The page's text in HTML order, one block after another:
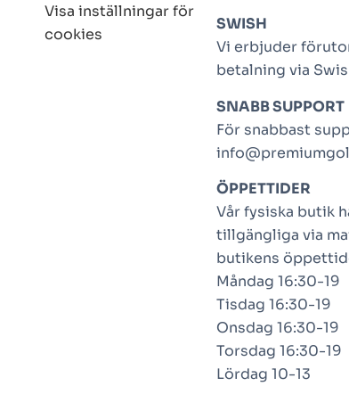
Visa inställningar för
cookies
SWISH
Vi erbjuder
betalning via
SNABB SUPPORT
För snabbast
ÖPPETTIDER
Vår fysiska butik
tillgängliga via
butikens
Måndag 16:30-19
Tisdag 16:30-19
Onsdag 16:30-19
Torsdag 16:30-19
Lördag 10-13